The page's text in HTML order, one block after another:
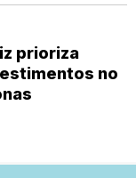
prioriza
no